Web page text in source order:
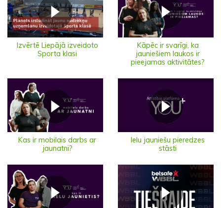
Izvērtē Liepājā izveidoto
Sporta klasi
Kāpēc ir svarīgi, ka
jauniešiem laukos ir
pieejamas aktivitātes?
Kas ir mobilais darbs ar
jaunatni?
Ielu jauniešu pieredzes
stāsti